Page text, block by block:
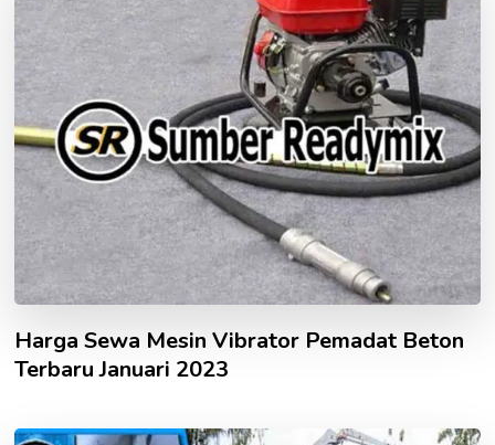
Harga Sewa Mesin Vibrator Pemadat Beton
Terbaru Januari 2023